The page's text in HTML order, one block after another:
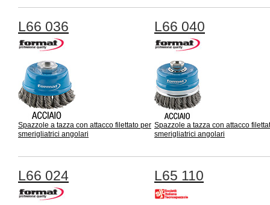
L66 036
Spazzole a tazza con attacco filettato per
smerigliatrici angolari
L66 040
Spazzole a tazza con attacco
smerigliatrici angolari
L66 024 L65 110